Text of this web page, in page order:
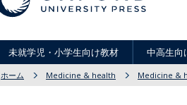
未就学児・小学生向け教材 中高生向
ホーム Medicine & health Medicine &